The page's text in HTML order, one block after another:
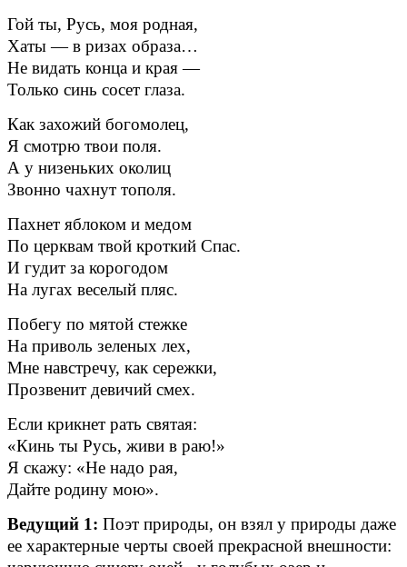
Гой ты, Русь, моя родная,
Хаты — в ризах образа…
Не видать конца и края —
Только синь сосет глаза.
Как захожий богомолец,
Я смотрю твои поля.
А у низеньких околиц
Звонно чахнут тополя.
Пахнет яблоком и медом
По церквам твой кроткий Спас.
И гудит за корогодом
На лугах веселый пляс.
Побегу по мятой стежке
На приволь зеленых лех,
Мне навстречу, как сережки,
Прозвенит девичий смех.
Если крикнет рать святая:
«Кинь ты Русь, живи в раю!»
Я скажу: «Не надо рая,
Дайте родину мою».
Ведущий 1: Поэт природы, он взял у природы даже
ее характерные черты своей прекрасной внешности: